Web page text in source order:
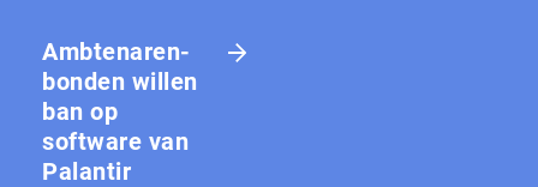
Amb­te­na­ren­
bon­den willen
ban op
software van
Palantir